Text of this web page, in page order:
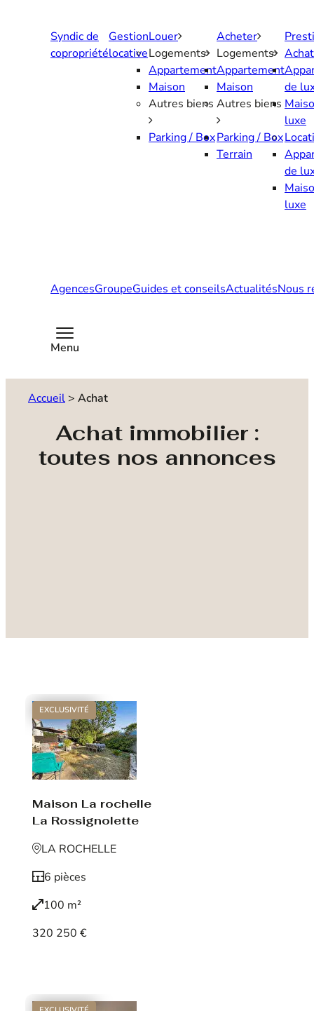
Syndic de
copropriété
Gestion
locative
Louer
Logements
Appartement
Maison
Autres biens
Parking / Box
Acheter
Logements
Appartement
Maison
Autres biens
Parking / Box
Terrain
Achat
de
luxe
de
luxe
AgencesGroupeGuides et conseilsActualitésNous
Menu
Accueil > Achat
Achat immobilier :
toutes nos annonces
EXCLUSIVITÉ
Maison La rochelle
La Rossignolette
LA ROCHELLE
6 pièces
100 m²
320 250 €